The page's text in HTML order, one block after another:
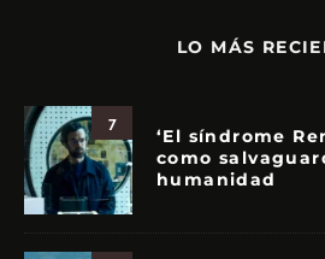
LO MÁS
7
‘El síndrome
como
humanidad